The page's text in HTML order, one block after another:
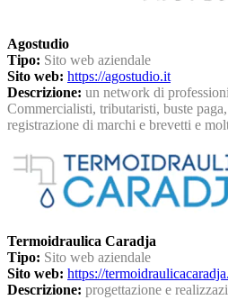
Agostudio
Tipo: Sito web aziendale
Sito web: https://agostudio.it
Descrizione: un network di
Commercialisti, tributaristi, buste
registrazione di marchi e brevetti e
Termoidraulica Caradja
Tipo: Sito web aziendale
Sito web: https://
Descrizione: progettazione e